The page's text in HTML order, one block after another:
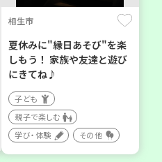
相生市
夏休みに"縁日あそび"を楽
しもう！ 家族や友達と遊び
にきてね♪
子ども
親子で楽しむ
学び・体験
その他